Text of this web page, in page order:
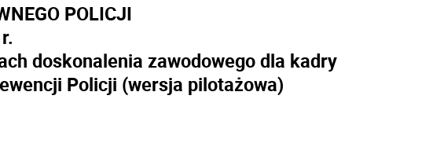
POLICJI
doskonalenia zawodowego dla kadry
Policji (wersja pilotażowa)